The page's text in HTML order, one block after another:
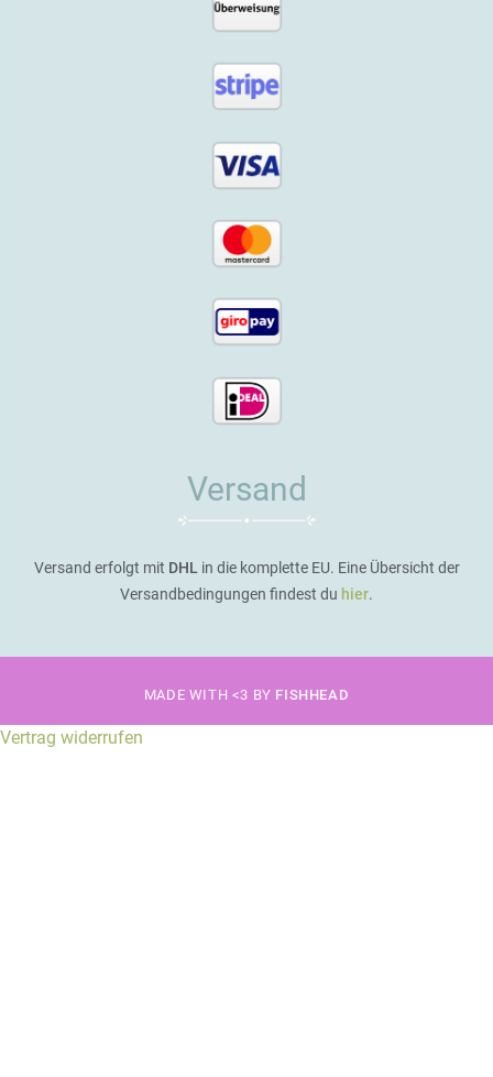
Versand
Versand erfolgt mit DHLin die komplette EU. Eine Übersicht der
Versandbedingungen findest du hier.
MADE WITH <3 BY FISHHEAD
Vertrag widerrufen